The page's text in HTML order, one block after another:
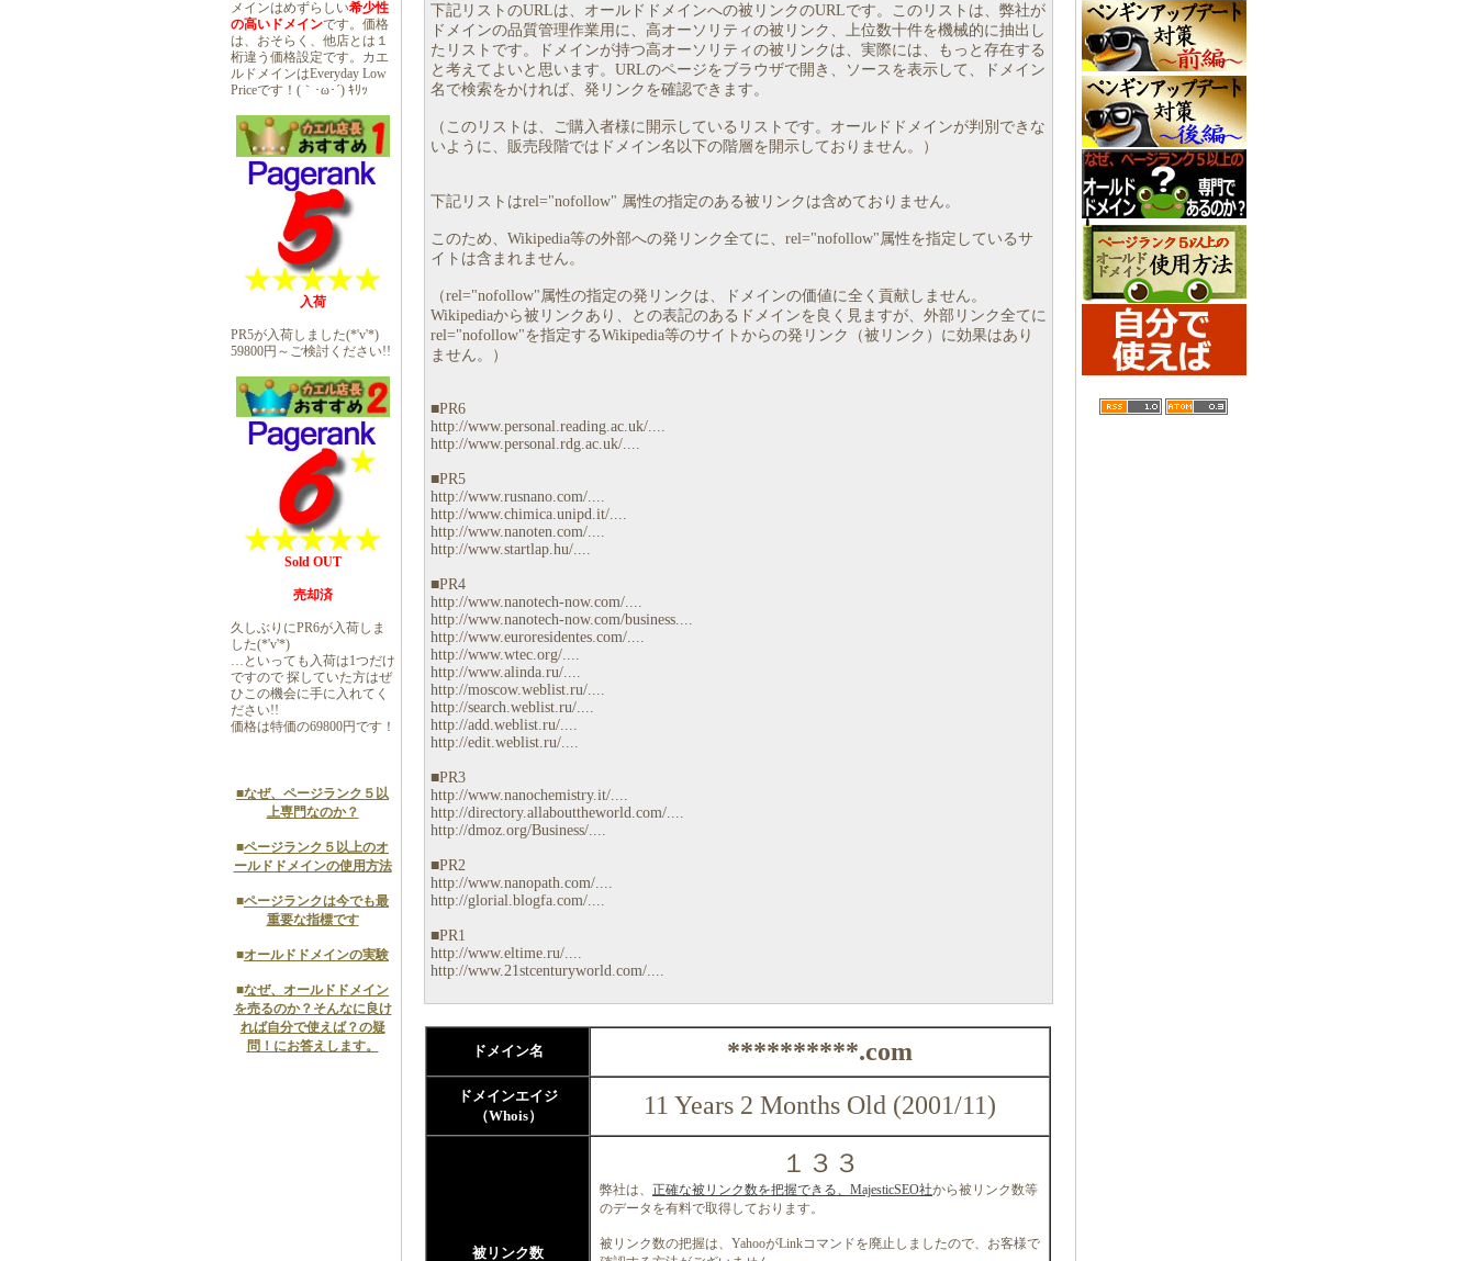
メインはめずらしい希少性
の高いドメインです。価格
は、おそらく、他店とは１
桁違う価格設定です。カエ
ルドメインはEveryday Low
Priceです！(｀･ω･´) ｷﾘｯ
入荷
PR5が入荷しました(*'v'*)
59800円～ご検討ください!!
Sold OUT
売却済
久しぶりにPR6が入荷しま
した(*'v'*)
…といっても入荷は1つだけ
ですので 探していた方はぜ
ひこの機会に手に入れてく
ださい!!
価格は特価の69800円です！
■なぜ、ページランク５以
上専門なのか？
■ページランク５以上のオ
ールドドメインの使用方法
■ページランクは今でも最
重要な指標です
■オールドドメインの実験
■なぜ、オールドドメイン
を売るのか？そんなに良け
れば自分で使えば？の疑
問！にお答えします。
下記リストのURLは、オールドドメインへの被リンクのURLです。このリストは、弊社が
ドメインの品質管理作業用に、高オーソリティの被リンク、上位数十件を機械的に抽出し
たリストです。ドメインが持つ高オーソリティの被リンクは、実際には、もっと存在する
と考えてよいと思います。URLのページをブラウザで開き、ソースを表示して、ドメイン
名で検索をかければ、発リンクを確認できます。
（このリストは、ご購入者様に開示しているリストです。オールドドメインが判別できな
いように、販売段階ではドメイン名以下の階層を開示しておりません。）
下記リストはrel="nofollow" 属性の指定のある被リンクは含めておりません。
このため、Wikipedia等の外部への発リンク全てに、rel="nofollow"属性を指定しているサ
イトは含まれません。
（rel="nofollow"属性の指定の発リンクは、ドメインの価値に全く貢献しません。
Wikipediaから被リンクあり、との表記のあるドメインを良く見ますが、外部リンク全てに
rel="nofollow"を指定するWikipedia等のサイトからの発リンク（被リンク）に効果はあり
ません。）
■PR6
http://www.personal.reading.ac.uk/....
http://www.personal.rdg.ac.uk/....
■PR5
http://www.rusnano.com/....
http://www.chimica.unipd.it/....
http://www.nanoten.com/....
http://www.startlap.hu/....
■PR4
http://www.nanotech-now.com/....
http://www.nanotech-now.com/business....
http://www.euroresidentes.com/....
http://www.wtec.org/....
http://www.alinda.ru/....
http://moscow.weblist.ru/....
http://search.weblist.ru/....
http://add.weblist.ru/....
http://edit.weblist.ru/....
■PR3
http://www.nanochemistry.it/....
http://directory.allabouttheworld.com/....
http://dmoz.org/Business/....
■PR2
http://www.nanopath.com/....
http://glorial.blogfa.com/....
■PR1
http://www.eltime.ru/....
http://www.21stcenturyworld.com/....
ドメイン名 **********.com
ドメインエイジ
（Whois）
11 Years 2 Months Old (2001/11)
被リンク数
１３３
弊社は、 正確な被リンク数を把握できる、MajesticSEO社から被リンク数等
のデータを有料で取得しております。
被リンク数の把握は、YahooがLinkコマンドを廃止しましたので、お客様で